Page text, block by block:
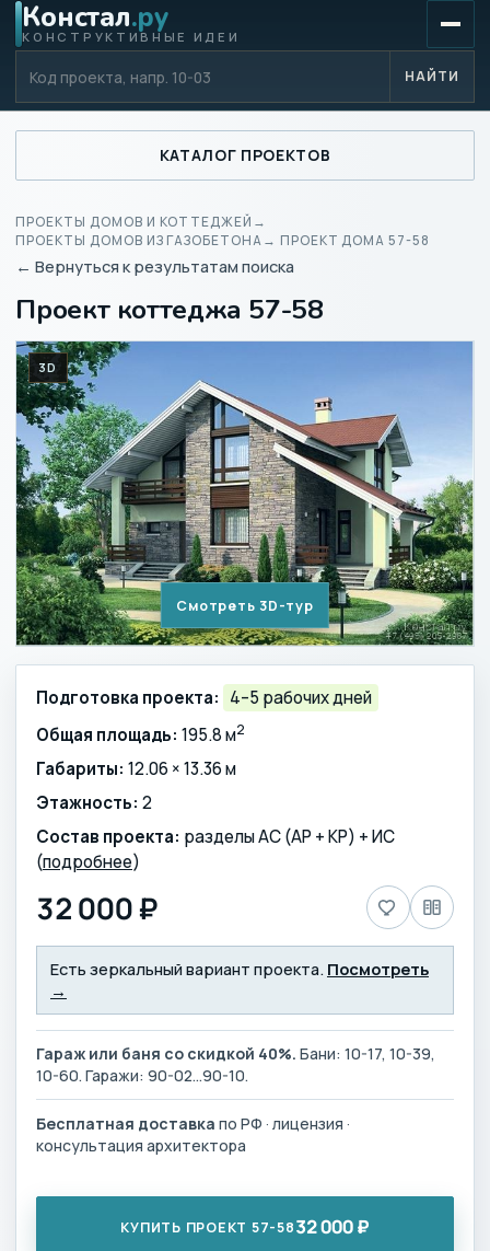
Констал.ру
КОНСТРУКТИВНЫЕ ИДЕИ
НАЙТИ
КАТАЛОГ ПРОЕКТОВ
ПРОЕКТЫ ДОМОВ И КОТТЕДЖЕЙ →
ПРОЕКТЫ ДОМОВ ИЗ ГАЗОБЕТОНА→ ПРОЕКТ ДОМА 57-58
← Вернуться к результатам поиска
Проект коттеджа 57-58
3D
Смотреть 3D-тур
Подготовка проекта: 4–5 рабочих дней
Общая площадь: 195.8 м2
Габариты: 12.06 × 13.36 м
Этажность: 2
Состав проекта: разделы АС (АР + КР) + ИС
(подробнее)
32 000 ₽
Есть зеркальный вариант проекта. Посмотреть
→
Гараж или баня со скидкой 40%. Бани: 10-17, 10-39,
10-60. Гаражи: 90-02…90-10.
Бесплатная доставка по РФ · лицензия ·
консультация архитектора
КУПИТЬ ПРОЕКТ 57-5832 000 ₽